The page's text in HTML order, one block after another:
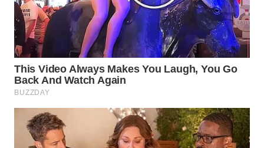
WN
SUBANG
WN
SUKABUMI
WN
PURWAKARTA